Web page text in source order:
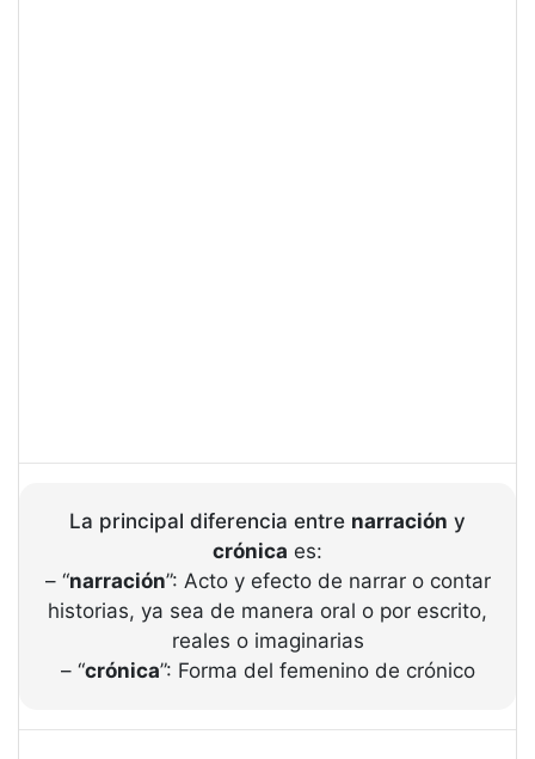
La principal diferencia entre narración y
crónica es:
– “narración”: Acto y efecto de narrar o contar
historias, ya sea de manera oral o por escrito,
reales o imaginarias
– “crónica”: Forma del femenino de crónico